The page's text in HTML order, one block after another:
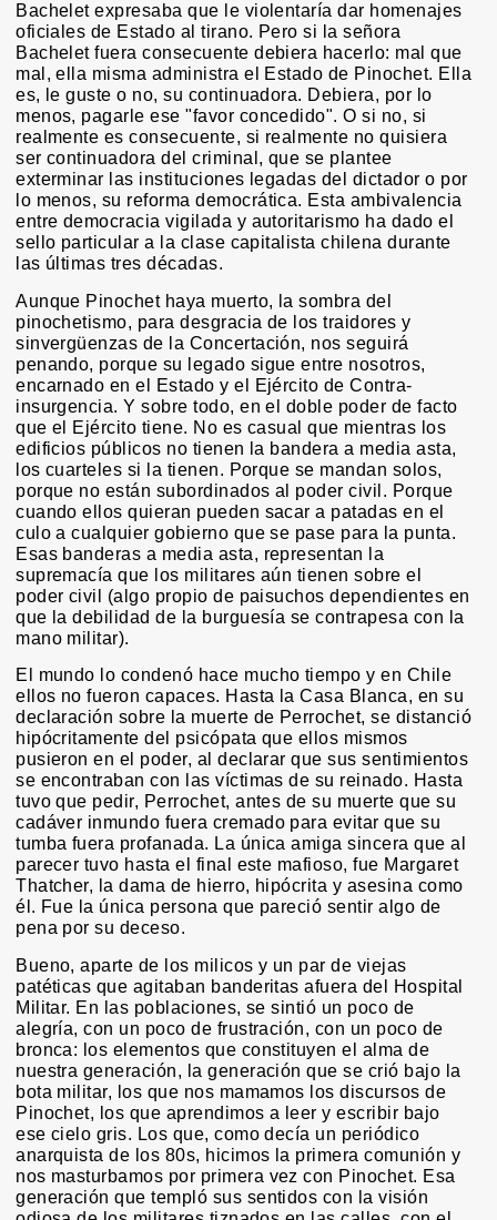
Bachelet expresaba que le violentaría dar homenajes
oficiales de Estado al tirano. Pero si la señora
Bachelet fuera consecuente debiera hacerlo: mal que
mal, ella misma administra el Estado de Pinochet. Ella
es, le guste o no, su continuadora. Debiera, por lo
menos, pagarle ese "favor concedido". O si no, si
realmente es consecuente, si realmente no quisiera
ser continuadora del criminal, que se plantee
exterminar las instituciones legadas del dictador o por
lo menos, su reforma democrática. Esta ambivalencia
entre democracia vigilada y autoritarismo ha dado el
sello particular a la clase capitalista chilena durante
las últimas tres décadas.
Aunque Pinochet haya muerto, la sombra del
pinochetismo, para desgracia de los traidores y
sinvergüenzas de la Concertación, nos seguirá
penando, porque su legado sigue entre nosotros,
encarnado en el Estado y el Ejército de Contra-
insurgencia. Y sobre todo, en el doble poder de facto
que el Ejército tiene. No es casual que mientras los
edificios públicos no tienen la bandera a media asta,
los cuarteles si la tienen. Porque se mandan solos,
porque no están subordinados al poder civil. Porque
cuando ellos quieran pueden sacar a patadas en el
culo a cualquier gobierno que se pase para la punta.
Esas banderas a media asta, representan la
supremacía que los militares aún tienen sobre el
poder civil (algo propio de paisuchos dependientes en
que la debilidad de la burguesía se contrapesa con la
mano militar).
El mundo lo condenó hace mucho tiempo y en Chile
ellos no fueron capaces. Hasta la Casa Blanca, en su
declaración sobre la muerte de Perrochet, se distanció
hipócritamente del psicópata que ellos mismos
pusieron en el poder, al declarar que sus sentimientos
se encontraban con las víctimas de su reinado. Hasta
tuvo que pedir, Perrochet, antes de su muerte que su
cadáver inmundo fuera cremado para evitar que su
tumba fuera profanada. La única amiga sincera que al
parecer tuvo hasta el final este mafioso, fue Margaret
Thatcher, la dama de hierro, hipócrita y asesina como
él. Fue la única persona que pareció sentir algo de
pena por su deceso.
Bueno, aparte de los milicos y un par de viejas
patéticas que agitaban banderitas afuera del Hospital
Militar. En las poblaciones, se sintió un poco de
alegría, con un poco de frustración, con un poco de
bronca: los elementos que constituyen el alma de
nuestra generación, la generación que se crió bajo la
bota militar, los que nos mamamos los discursos de
Pinochet, los que aprendimos a leer y escribir bajo
ese cielo gris. Los que, como decía un periódico
anarquista de los 80s, hicimos la primera comunión y
nos masturbamos por primera vez con Pinochet. Esa
generación que templó sus sentidos con la visión